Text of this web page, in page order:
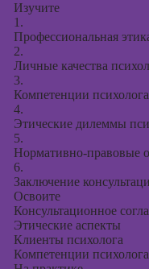
Изучите
1.
Профессиональная
2.
Личные качества
3.
Компетенции
4.
Этические дилеммы
5.
Нормативно-правовые
6.
Заключение
Освоите
Консультационное
Этические аспекты
Клиенты психолога
Компетенции психолога